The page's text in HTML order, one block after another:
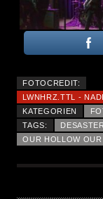
FOTOCREDIT:
LWNHRZ.TTL -
KATEGORIEN
TAGS:
OUR HOLLOW